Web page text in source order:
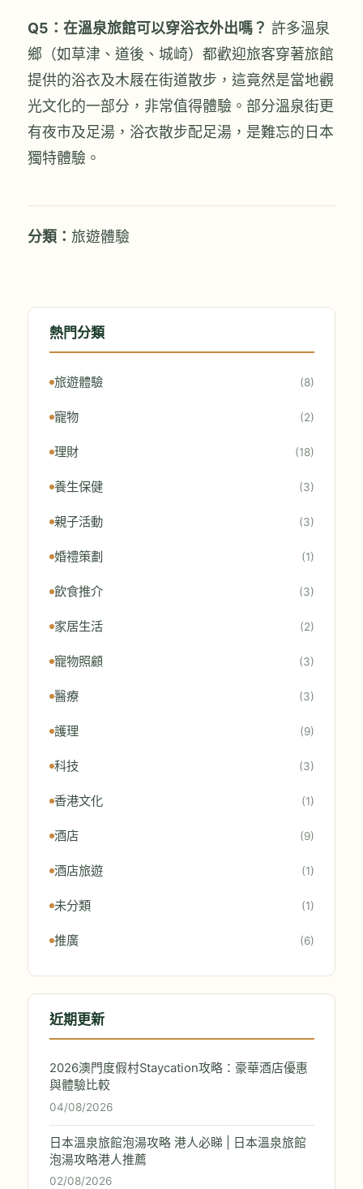
Q5：在溫泉旅館可以穿浴衣外出嗎？ 許多溫泉
鄉（如草津、道後、城崎）都歡迎旅客穿著旅館
提供的浴衣及木屐在街道散步，這竟然是當地觀
光文化的一部分，非常值得體驗。部分溫泉街更
有夜市及足湯，浴衣散步配足湯，是難忘的日本
獨特體驗。
分類： 旅遊體驗
熱門分類
旅遊體驗 (8)
寵物 (2)
理財 (18)
養生保健 (3)
親子活動 (3)
婚禮策劃 (1)
飲食推介 (3)
家居生活 (2)
寵物照顧 (3)
醫療 (3)
護理 (9)
科技 (3)
香港文化 (1)
酒店 (9)
酒店旅遊 (1)
未分類 (1)
推廣 (6)
近期更新
2026澳門度假村Staycation攻略：豪華酒店優惠
與體驗比較
04/08/2026
日本溫泉旅館泡湯攻略 港人必睇 | 日本溫泉旅館
泡湯攻略港人推薦
02/08/2026